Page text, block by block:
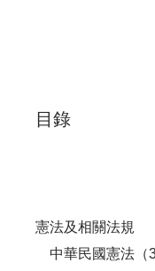
目錄
憲法及相關法規
中華民國憲法（